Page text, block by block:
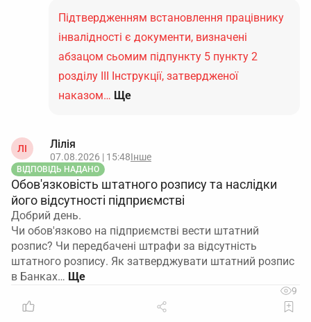
Підтвердженням встановлення працівнику
інвалідності є документи, визначені
абзацом сьомим підпункту 5 пункту 2
розділу ІІІ Інструкції, затвердженої
наказом… Ще
ЛІ Лілія
07.08.2026 | 15:48Інше
ВІДПОВІДЬ НАДАНО
Обов'язковість штатного розпису та наслідки
його відсутності підприємстві
Добрий день.
Чи обов'язково на підприємстві вести штатний
розпис? Чи передбачені штрафи за відсутність
штатного розпису. Як затверджувати штатний розпис
в Банках…
9